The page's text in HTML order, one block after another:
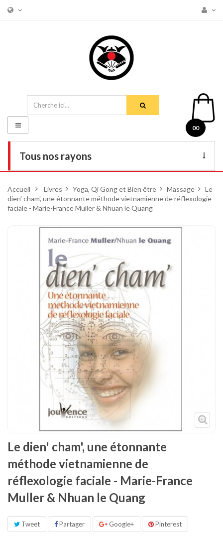
00
Tous nos rayons
DVD
Tenues
Chaussures
Protections
Cible de frappe
Condition physique
Accessoires
Tatamis
Décoration
Basculer
la
navigation
Accueil > Livres > Yoga, Qi Gong et Bien être > Massage > Le
dien' cham', une étonnante méthode vietnamienne de réflexologie
faciale - Marie-France Muller & Nhuan le Quang
Le dien' cham', une étonnante
méthode vietnamienne de
réflexologie faciale - Marie-France
Muller & Nhuan le Quang
Tweet Partager Google+ Pinterest